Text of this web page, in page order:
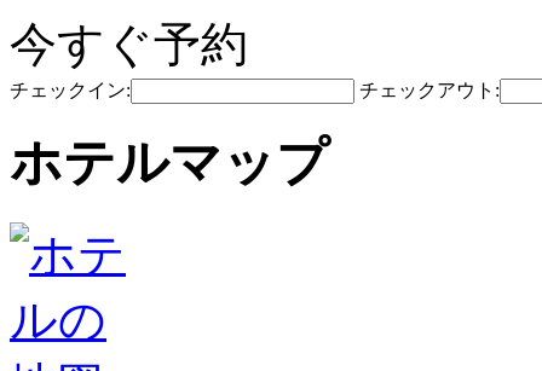
今すぐ予約
チェックイン: チェックアウト:
ホテルマップ